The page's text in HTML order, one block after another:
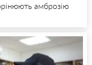
амброзію